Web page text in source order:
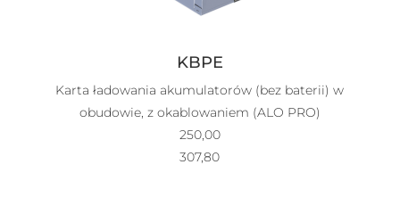
KBPE
Karta ładowania akumulatorów (bez baterii) w
obudowie, z okablowaniem (ALO PRO)
250,00
307,80